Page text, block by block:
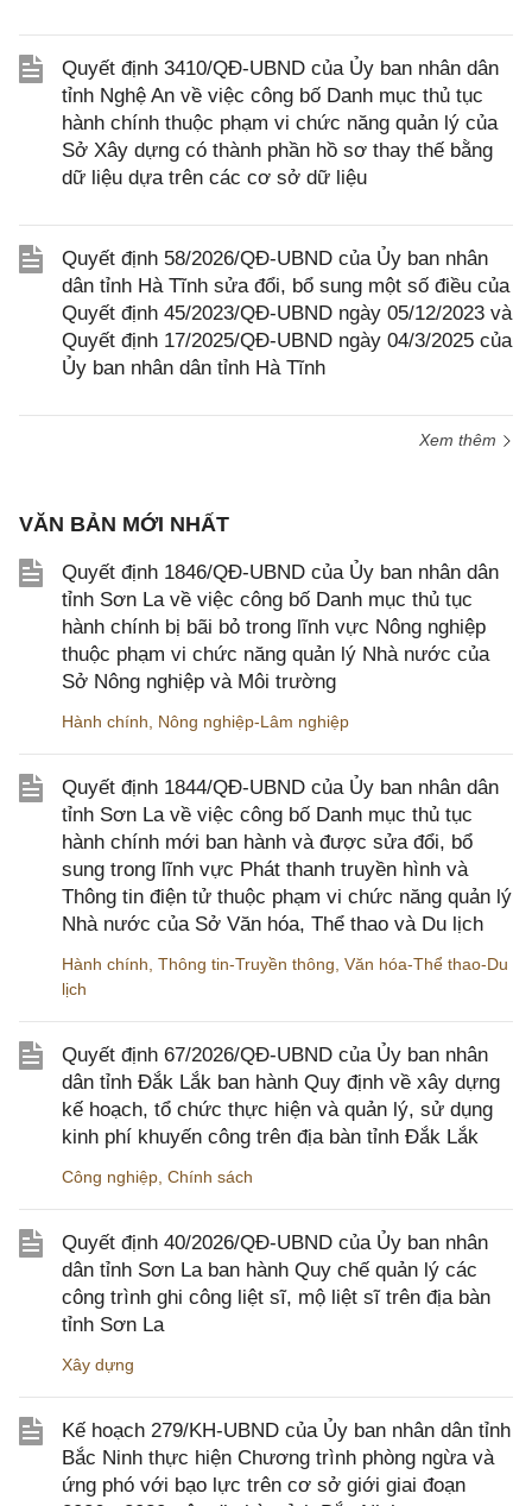
Quyết định 3410/QĐ-UBND của Ủy ban nhân dân
tỉnh Nghệ An về việc công bố Danh mục thủ tục
hành chính thuộc phạm vi chức năng quản lý của
Sở Xây dựng có thành phần hồ sơ thay thế bằng
dữ liệu dựa trên các cơ sở dữ liệu
Quyết định 58/2026/QĐ-UBND của Ủy ban nhân
dân tỉnh Hà Tĩnh sửa đổi, bổ sung một số điều của
Quyết định 45/2023/QĐ-UBND ngày 05/12/2023 và
Quyết định 17/2025/QĐ-UBND ngày 04/3/2025 của
Ủy ban nhân dân tỉnh Hà Tĩnh
Xem thêm
VĂN BẢN MỚI NHẤT
Quyết định 1846/QĐ-UBND của Ủy ban nhân dân
tỉnh Sơn La về việc công bố Danh mục thủ tục
hành chính bị bãi bỏ trong lĩnh vực Nông nghiệp
thuộc phạm vi chức năng quản lý Nhà nước của
Sở Nông nghiệp và Môi trường
Hành chính Nông nghiệp-Lâm nghiệp
Quyết định 1844/QĐ-UBND của Ủy ban nhân dân
tỉnh Sơn La về việc công bố Danh mục thủ tục
hành chính mới ban hành và được sửa đổi, bổ
sung trong lĩnh vực Phát thanh truyền hình và
Thông tin điện tử thuộc phạm vi chức năng quản lý
Nhà nước của Sở Văn hóa, Thể thao và Du lịch
Hành chính Thông tin-Truyền thông Văn hóa-Thể thao-Du
lịch
Quyết định 67/2026/QĐ-UBND của Ủy ban nhân
dân tỉnh Đắk Lắk ban hành Quy định về xây dựng
kế hoạch, tổ chức thực hiện và quản lý, sử dụng
kinh phí khuyến công trên địa bàn tỉnh Đắk Lắk
Công nghiệp Chính sách
Quyết định 40/2026/QĐ-UBND của Ủy ban nhân
dân tỉnh Sơn La ban hành Quy chế quản lý các
công trình ghi công liệt sĩ, mộ liệt sĩ trên địa bàn
tỉnh Sơn La
Xây dựng
Kế hoạch 279/KH-UBND của Ủy ban nhân dân tỉnh
Bắc Ninh thực hiện Chương trình phòng ngừa và
ứng phó với bạo lực trên cơ sở giới giai đoạn